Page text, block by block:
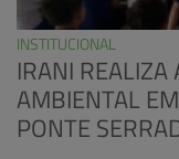
INSTITUCIONAL
IRANI REALIZA
AMBIENTAL
PONTE